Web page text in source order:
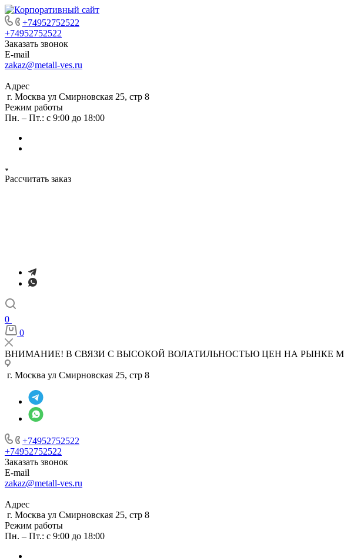
+74952752522
+74952752522
Заказать звонок
E-mail
zakaz@metall-ves.ru
Адрес
г. Москва ул Смирновская 25, стр 8
Режим работы
Пн. – Пт.: с 9:00 до 18:00
Рассчитать заказ
0
0
ВНИМАНИЕ! В СВЯЗИ С ВЫСОКОЙ ВОЛАТИЛЬНОСТЬЮ ЦЕН НА РЫНКЕ
г. Москва ул Смирновская 25, стр 8
+74952752522
+74952752522
Заказать звонок
E-mail
zakaz@metall-ves.ru
Адрес
г. Москва ул Смирновская 25, стр 8
Режим работы
Пн. – Пт.: с 9:00 до 18:00